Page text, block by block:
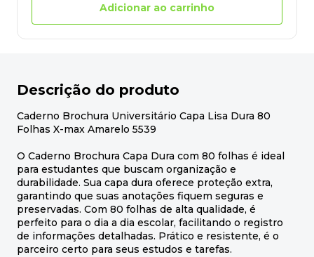
Adicionar ao carrinho
Descrição do produto
Caderno Brochura Universitário Capa Lisa Dura 80
Folhas X-max Amarelo 5539
O Caderno Brochura Capa Dura com 80 folhas é ideal
para estudantes que buscam organização e
durabilidade. Sua capa dura oferece proteção extra,
garantindo que suas anotações fiquem seguras e
preservadas. Com 80 folhas de alta qualidade, é
perfeito para o dia a dia escolar, facilitando o registro
de informações detalhadas. Prático e resistente, é o
parceiro certo para seus estudos e tarefas.